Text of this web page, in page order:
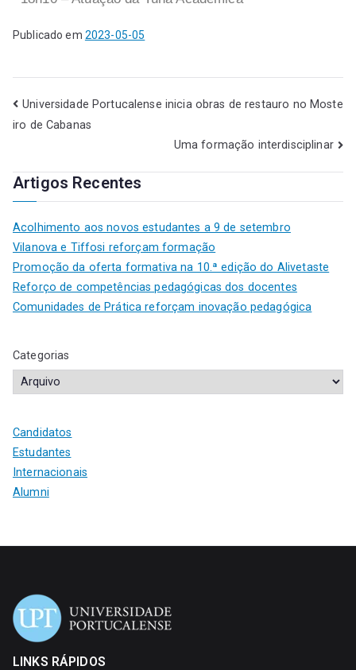
Publicado em 2023-05-05
Universidade Portucalense inicia obras de restauro no Moste
iro de Cabanas
Uma formação interdisciplinar
Artigos Recentes
Acolhimento aos novos estudantes a 9 de setembro
Vilanova e Tiffosi reforçam formação
Promoção da oferta formativa na 10.ª edição do Alivetaste
Reforço de competências pedagógicas dos docentes
Comunidades de Prática reforçam inovação pedagógica
Categorias
Candidatos
Estudantes
Internacionais
Alumni
LINKS RÁPIDOS